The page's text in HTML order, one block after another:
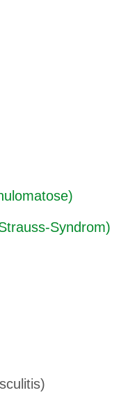
Syndrom)